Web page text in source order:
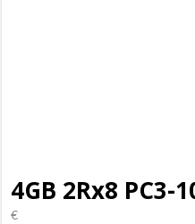
4GB 2Rx8 PC3-
€